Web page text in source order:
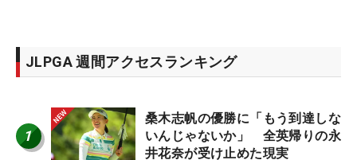
JLPGA 週間アクセスランキング
1
桑木志帆の優勝に「もう到達しな
いんじゃないか」 全英帰りの永
井花奈が受け止めた現実